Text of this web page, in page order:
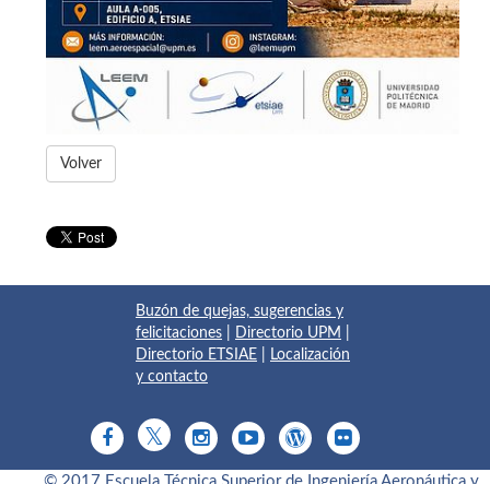
Volver
Buzón de quejas, sugerencias y
felicitaciones
Directorio UPM
Directorio ETSIAE
Localización
y contacto